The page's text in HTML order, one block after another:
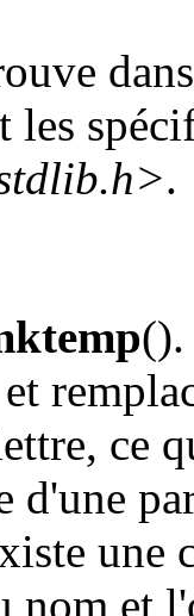
.
().
ce
d'une
une
nom et